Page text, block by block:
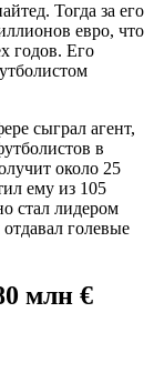
Тогда за его
евро, что
годов. Его
сыграл агент,
в
около 25
ему из 105
стал лидером
голевые
млн €